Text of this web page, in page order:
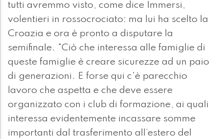
tutti avremmo visto, come dice Immersi,
volentieri in rossocrociato: ma lui ha scelto la
Croazia e ora è pronto a disputare la
semifinale. "Ciò che interessa alle famiglie di
queste famiglie è creare sicurezze ad un paio
di generazioni. E forse qui c'è parecchio
lavoro che aspetta e che deve essere
organizzato con i club di formazione, ai quali
interessa evidentemente incassare somme
importanti dal trasferimento all’estero del